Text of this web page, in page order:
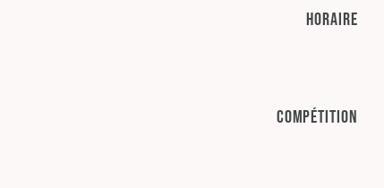
Horaire
Compétition